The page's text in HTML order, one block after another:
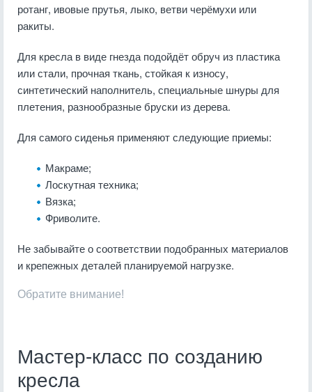
ротанг, ивовые прутья, лыко, ветви черёмухи или
ракиты.
Для кресла в виде гнезда подойдёт обруч из пластика
или стали, прочная ткань, стойкая к износу,
синтетический наполнитель, специальные шнуры для
плетения, разнообразные бруски из дерева.
Для самого сиденья применяют следующие приемы:
Макраме;
Лоскутная техника;
Вязка;
Фриволите.
Не забывайте о соответствии подобранных материалов
и крепежных деталей планируемой нагрузке.
Обратите внимание!
Мастер-класс по созданию
кресла